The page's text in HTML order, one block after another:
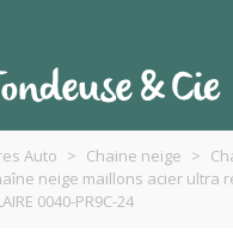
Auto > Chaine neige >
neige maillons acier ultra
0040-PR9C-24